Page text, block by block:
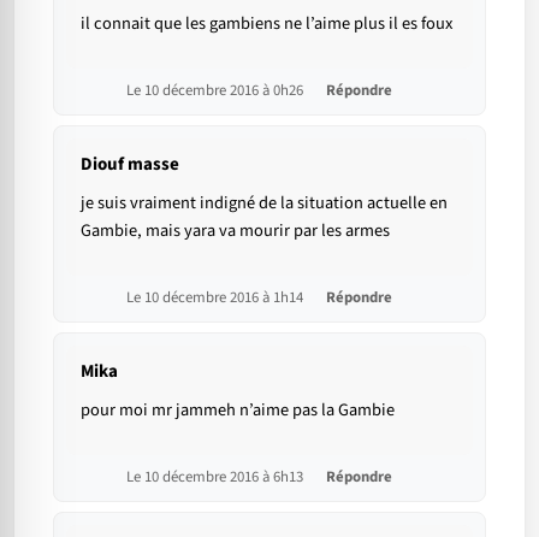
il connait que les gambiens ne l’aime plus il es foux
Le 10 décembre 2016 à 0h26 Répondre
Diouf masse
je suis vraiment indigné de la situation actuelle en
Gambie, mais yara va mourir par les armes
Le 10 décembre 2016 à 1h14 Répondre
Mika
pour moi mr jammeh n’aime pas la Gambie
Le 10 décembre 2016 à 6h13 Répondre